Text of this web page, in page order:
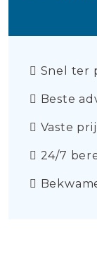
Snel ter
Beste
Vaste
24/7